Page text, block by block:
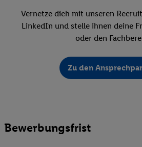
Vernetze dich mit unseren
LinkedIn und stelle ihnen deine
oder den
Zu den
Bewerbungsfrist